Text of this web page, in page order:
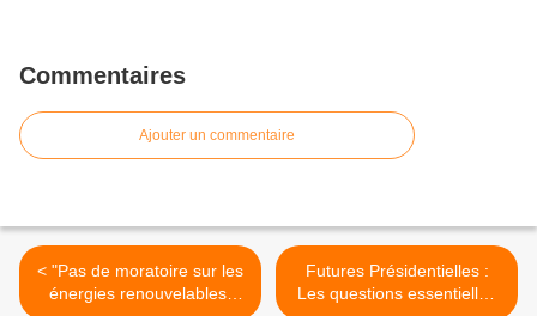
Commentaires
Ajouter un commentaire
< "Pas de moratoire sur les
énergies renouvelables"
Futures Présidentielles :
Les questions essentielles